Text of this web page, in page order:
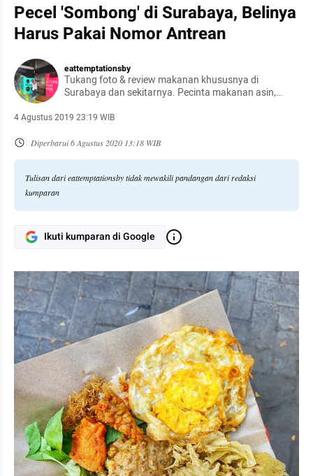
Pecel 'Sombong' di Surabaya, Belinya
Harus Pakai Nomor Antrean
eattemptationsby
Tukang foto & review makanan khususnya di
Surabaya dan sekitarnya. Pecinta makanan asin,
berkunjung di halaman saya. Semoga suka! Jangan
4 Agustus 2019 23:19 WIB
Diperbarui6 Agustus 2020 13:18 WIB
Tulisan dari eattemptationsby tidak mewakili pandangan dari redaksi
kumparan
Ikuti kumparan di Google